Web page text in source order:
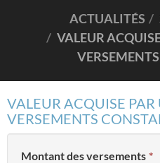
ACTUALITÉS
VALEUR
VALEUR ACQUISE PAR
VERSEMENTS
Montant des versements